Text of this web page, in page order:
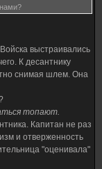
выстраивались
К десантнику
снимая шлем. Она
топают.
Капитан не раз
и отверженность
"оценивала"